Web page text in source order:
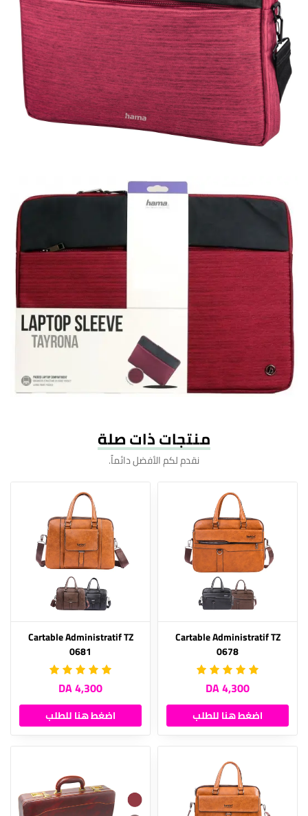
منتجات ذات صلة
نقدم لكم الأفضل دائماً.
Cartable Administratif TZ
0678
4,300 DA
اضغط هنا للطلب
Cartable Administratif TZ
0681
4,300 DA
اضغط هنا للطلب